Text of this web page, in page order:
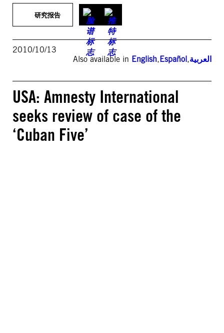
研究报告
2010/10/13
Also available in English,Español,العربية
USA: Amnesty International
seeks review of case of the
‘Cuban Five’